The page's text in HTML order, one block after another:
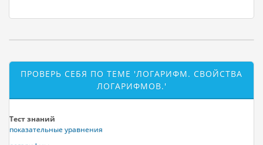
ПРОВЕРЬ СЕБЯ ПО ТЕМЕ 'ЛОГАРИФМ. СВОЙСТВА
ЛОГАРИФМОВ.'
Тест знаний
показательные уравнения